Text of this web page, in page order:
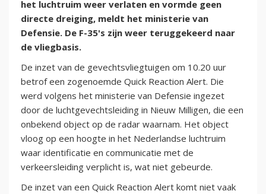
het luchtruim weer verlaten en vormde geen
directe dreiging, meldt het ministerie van
Defensie. De F-35's zijn weer teruggekeerd naar
de vliegbasis.
De inzet van de gevechtsvliegtuigen om 10.20 uur
betrof een zogenoemde Quick Reaction Alert. Die
werd volgens het ministerie van Defensie ingezet
door de luchtgevechtsleiding in Nieuw Milligen, die een
onbekend object op de radar waarnam. Het object
vloog op een hoogte in het Nederlandse luchtruim
waar identificatie en communicatie met de
verkeersleiding verplicht is, wat niet gebeurde.
De inzet van een Quick Reaction Alert komt niet vaak